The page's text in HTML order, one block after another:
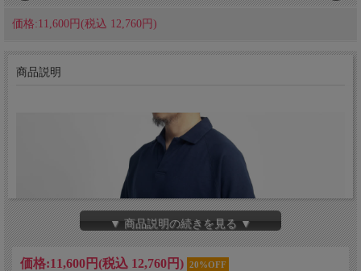
価格:11,600円(税込 12,760円)
商品説明
▼ 商品説明の続きを見る ▼
価格:11,600円(税込 12,760円) 20%OFF